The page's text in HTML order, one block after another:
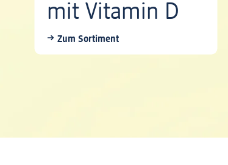
mit Vitamin D
Zum Sortiment